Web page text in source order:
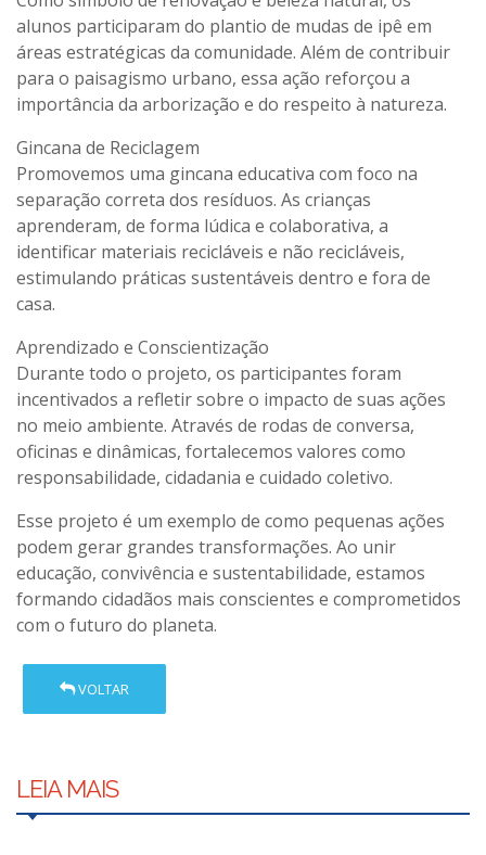
alunos participaram do plantio de mudas de ipê em
áreas estratégicas da comunidade. Além de contribuir
para o paisagismo urbano, essa ação reforçou a
importância da arborização e do respeito à natureza.
Gincana de Reciclagem
Promovemos uma gincana educativa com foco na
separação correta dos resíduos. As crianças
aprenderam, de forma lúdica e colaborativa, a
identificar materiais recicláveis e não recicláveis,
estimulando práticas sustentáveis dentro e fora de
casa.
Aprendizado e Conscientização
Durante todo o projeto, os participantes foram
incentivados a refletir sobre o impacto de suas ações
no meio ambiente. Através de rodas de conversa,
oficinas e dinâmicas, fortalecemos valores como
responsabilidade, cidadania e cuidado coletivo.
Esse projeto é um exemplo de como pequenas ações
podem gerar grandes transformações. Ao unir
educação, convivência e sustentabilidade, estamos
formando cidadãos mais conscientes e comprometidos
com o futuro do planeta.
VOLTAR
LEIA MAIS